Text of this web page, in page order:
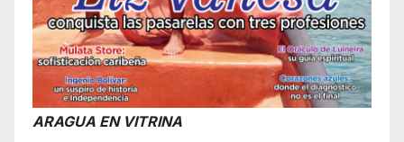
ARAGUA EN VITRINA